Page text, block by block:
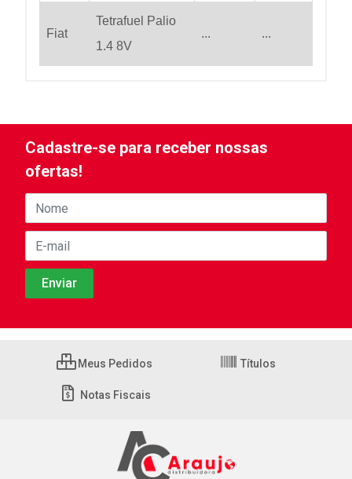
Fiat
Tetrafuel Palio
1.4 8V
... ...
Cadastre-se para receber nossas
ofertas!
Meus Pedidos Títulos
Notas Fiscais